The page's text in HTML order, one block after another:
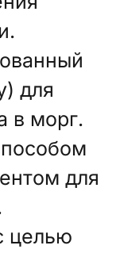
для
в морг.
для
целью